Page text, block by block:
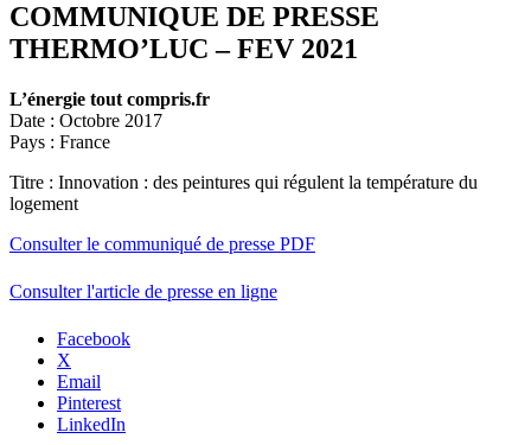
COMMUNIQUE DE PRESSE
THERMO’LUC – FEV 2021
L’énergie tout compris.fr
Date : Octobre 2017
Pays : France
Titre : Innovation : des peintures qui régulent la température du
logement
Consulter le communiqué de presse PDF
Consulter l'article de presse en ligne
Facebook
X
Email
Pinterest
LinkedIn